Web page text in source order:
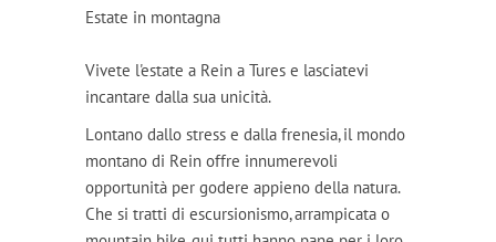
Estate in montagna
Vivete l'estate a Rein a Tures e lasciatevi
incantare dalla sua unicità.
Lontano dallo stress e dalla frenesia, il mondo
montano di Rein offre innumerevoli
opportunità per godere appieno della natura.
Che si tratti di escursionismo, arrampicata o